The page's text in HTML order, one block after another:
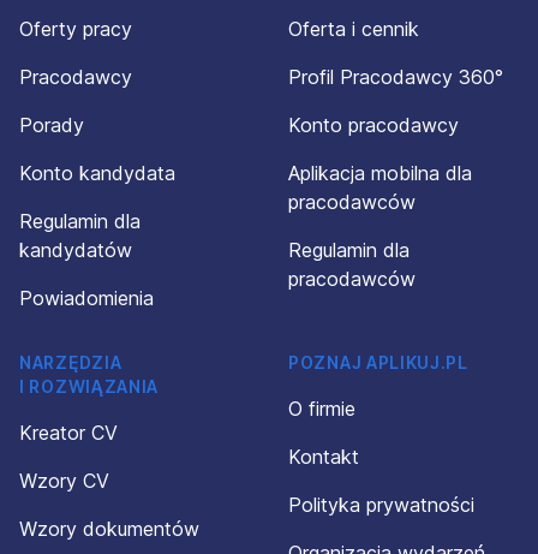
Oferty pracy
Pracodawcy
Porady
Konto kandydata
Regulamin dla
kandydatów
Powiadomienia
Oferta i cennik
Profil Pracodawcy 360°
Konto pracodawcy
Aplikacja mobilna dla
pracodawców
Regulamin dla
pracodawców
NARZĘDZIA
I ROZWIĄZANIA
Kreator CV
Wzory CV
Wzory dokumentów
POZNAJ APLIKUJ.PL
O firmie
Kontakt
Polityka prywatności